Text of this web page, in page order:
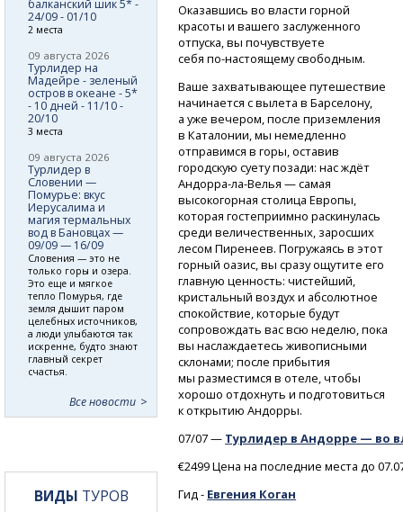
Оказавшись во власти горной
красоты и вашего заслуженного
отпуска, вы почувствуете
себяпо-настоящемусвободным.
Ваше захватывающее путешествие
начинается с вылета в Барселону,
а уже вечером, после приземления
в Каталонии, мы немедленно
отправимся в горы, оставив
городскую суету позади: нас ждёт
Андорра-ла-Велья — самая
высокогорная столица Европы,
которая гостеприимно раскинулась
среди величественных, заросших
лесом Пиренеев. Погружаясь в этот
горный оазис, вы сразу ощутите его
главную ценность: чистейший,
кристальный воздух и абсолютное
спокойствие, которые будут
сопровождать вас всю неделю, пока
вы наслаждаетесь живописными
склонами; после прибытия
мы разместимся в отеле, чтобы
хорошо отдохнуть и подготовиться
к открытию Андорры.
07/07 — Турлидер в Андорре — во
€2499 Цена на последние места до
Гид - Евгения Коган
балканский шик 5* -
24/09 - 01/10
2 места
09 августа 2026
Турлидер на
Мадейре - зеленый
остров в океане - 5*
- 10 дней - 11/10 -
20/10
3 места
09 августа 2026
Турлидер в
Словении —
Помурье: вкус
Иерусалима и
магия термальных
вод в Бановцах —
09/09 — 16/09
Словения — это не
только горы и озера.
Это еще и мягкое
тепло Помурья, где
земля дышит паром
целебных источников,
а люди улыбаются так
искренне, будто знают
главный секрет
счастья.
Все новости
ВИДЫ ТУРОВ